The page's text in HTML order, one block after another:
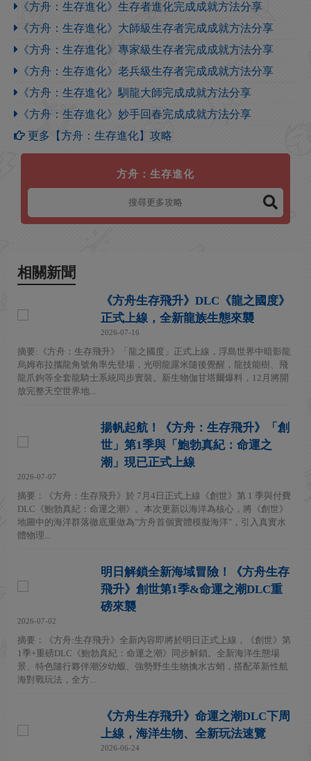
《方舟：生存進化》生存者進化完成成就方法分享
《方舟：生存進化》大師級生存者完成成就方法分享
《方舟：生存進化》專家級生存者完成成就方法分享
《方舟：生存進化》老兵級生存者完成成就方法分享
《方舟：生存進化》馴龍大師完成成就方法分享
《方舟：生存進化》妙手回春完成成就方法分享
更多【方舟：生存進化】攻略
方舟：生存進化
相關新聞
《方舟生存飛升》DLC《龍之國度》
正式上線，全新龍族生態來襲
2026-07-16
摘要:《方舟：生存飛升》「龍之國度」正式上線，浮島世界中暗影龍
烏姆布拉攜龍角號角率先登場，光明龍露米隨後覺醒，龍技能樹、飛
龍爪鉤等全套龍騎士系統同步實裝。新生物伽甘塔爾爆料，12月將開
放完整天空世界地...
揚帆起航！《方舟：生存飛升》「創
世」第1季與「鮑勃真紀：命運之
潮」現已正式上線
2026-07-07
摘要：《方舟：生存飛升》於 7月4日正式上線《創世》第 1 季與付費
DLC《鮑勃真紀：命運之潮》。本次更新以海洋為核心，將《創世》
地圖中的海洋群落徹底重做為"方舟首個實體模擬海洋"，引入真實水
體物理...
明日解鎖全新海域冒險！《方舟生存
飛升》創世第1季&命運之潮DLC重
磅來襲
2026-07-02
摘要：《方舟:生存飛升》全新內容即將於明日正式上線，《創世》第
1季+重磅DLC《鮑勃真紀：命運之潮》同步解鎖。全新海洋生態場
景、特色隨行夥伴潮汐幼螈、強勢野生生物擒水古蛸，搭配革新性航
海對戰玩法，全方...
《方舟生存飛升》命運之潮DLC下周
上線，海洋生物、全新玩法速覽
2026-06-24